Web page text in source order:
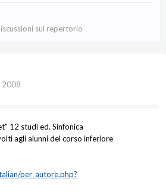
sul repertorio
2008
12 studi ed. Sinfonica
agli alunni del corso inferiore
per_autore.php?